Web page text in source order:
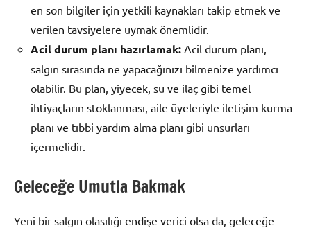
en son bilgiler için yetkili kaynakları takip etmek ve
verilen tavsiyelere uymak önemlidir.
Acil durum planı hazırlamak: Acil durum planı,
salgın sırasında ne yapacağınızı bilmenize yardımcı
olabilir. Bu plan, yiyecek, su ve ilaç gibi temel
ihtiyaçların stoklanması, aile üyeleriyle iletişim kurma
planı ve tıbbi yardım alma planı gibi unsurları
içermelidir.
Geleceğe Umutla Bakmak
Yeni bir salgın olasılığı endişe verici olsa da, geleceğe